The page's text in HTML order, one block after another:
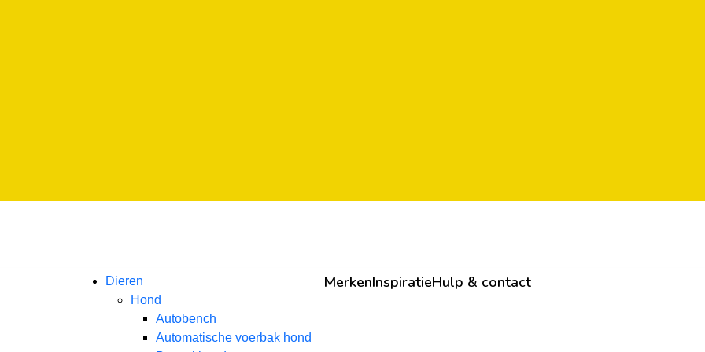
Dieren
Hond
Autobench
Automatische voerbak hond
MerkenInspiratieHulp & contact